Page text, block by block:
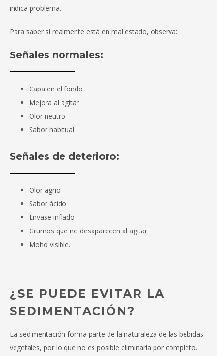
indica problema.
Para saber si realmente está en mal estado, observa:
Señales normales:
Capa en el fondo
Mejora al agitar
Olor neutro
Sabor habitual
Señales de deterioro:
Olor agrio
Sabor ácido
Envase inflado
Grumos que no desaparecen al agitar
Moho visible.
¿SE PUEDE EVITAR LA
SEDIMENTACIÓN?
La sedimentación forma parte de la naturaleza de las bebidas
vegetales, por lo que no es posible eliminarla por completo.